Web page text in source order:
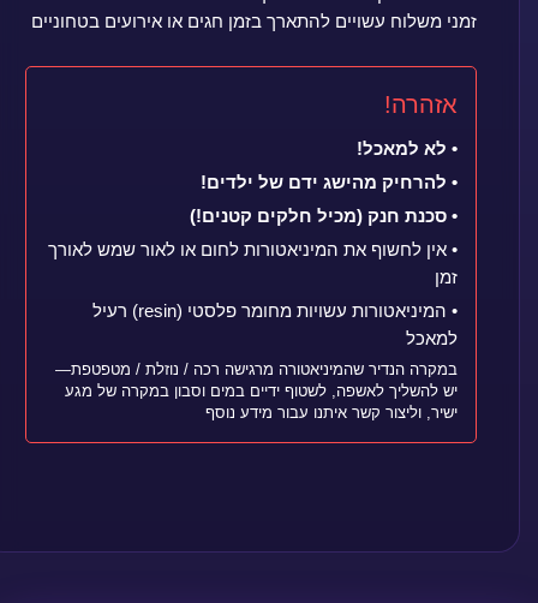
זמני משלוח עשויים להתארך בזמן חגים או אירועים בטחוניים
אזהרה!
• לא למאכל!
• להרחיק מהישג ידם של ילדים!
• סכנת חנק (מכיל חלקים קטנים!)
• אין לחשוף את המיניאטורות לחום או לאור שמש לאורך
זמן
• המיניאטורות עשויות מחומר פלסטי (resin) רעיל
למאכל
במקרה הנדיר שהמיניאטורה מרגישה רכה / נוזלת / מטפטפת—
יש להשליך לאשפה, לשטוף ידיים במים וסבון במקרה של מגע
ישיר, וליצור קשר איתנו עבור מידע נוסף